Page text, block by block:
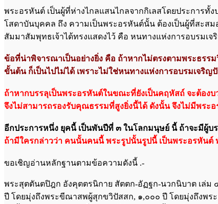
พระอรหันต์ เป็นผู้ที่ห่างไกลแสนไกลจากกิเลสโดยประการทั้
โสดาบันบุคคล ถึง ความเป็นพระอรหันต์นั้น ต้องเป็นผู้ที่สะส
สัมมาสัมพุทธเจ้าได้ทรงแสดงไว้ คือ หนทางแห่งการอบรมเ
ข้อที่น่าพิจารณาเป็นอย่างยิ่ง คือ ถ้าหากไม่ตรงตามพระธรร
ขั้นต้น ก็เป็นไปไม่ได้ เพราะไม่ใช่หนทางแห่งการอบรมเจริญ
ถ้าหากบรรลุเป็นพระอรหันต์ในขณะที่ยังเป็นคฤหัสถ์ จะต้อง
จึงไม่สามารถรองรับคุณธรรมที่สูงยิ่งนี้ได้ ดังนั้น จึงไม่มีพระ
อีกประการหนึ่ง ยุคนี้ เป็นพันปีที่ ๓ ในโลกมนุษย์ นี้ ถ้าจะมีผู้บ
ถ้ามีใครกล่าวว่า คนนั้นคนนี้ พระรูปนั้นรูปนี้ เป็นพระอรหันต์
ขอเชิญอ่านหลักฐานตามข้อความดังนี้ .-
พระสุตตันตปิฎก อังคุตตรนิกาย สัตตก-อัฏฐก-นวกนิบาต เล่
ปี โดยมุ่งถึงพระขีณาสพผู้สุกขวิปัสสก, ๑,๐๐๐ ปี โดยมุ่งถึงพร